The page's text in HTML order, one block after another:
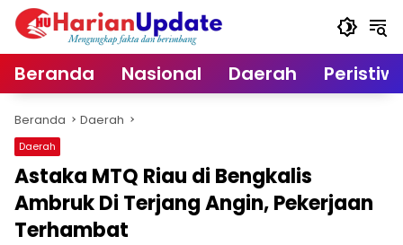
Langsung
Beranda Nasional Daerah
Beranda Daerah
Daerah
Astaka MTQ Riau di Bengkalis
Ambruk Di Terjang Angin, Pekerjaan
Terhambat